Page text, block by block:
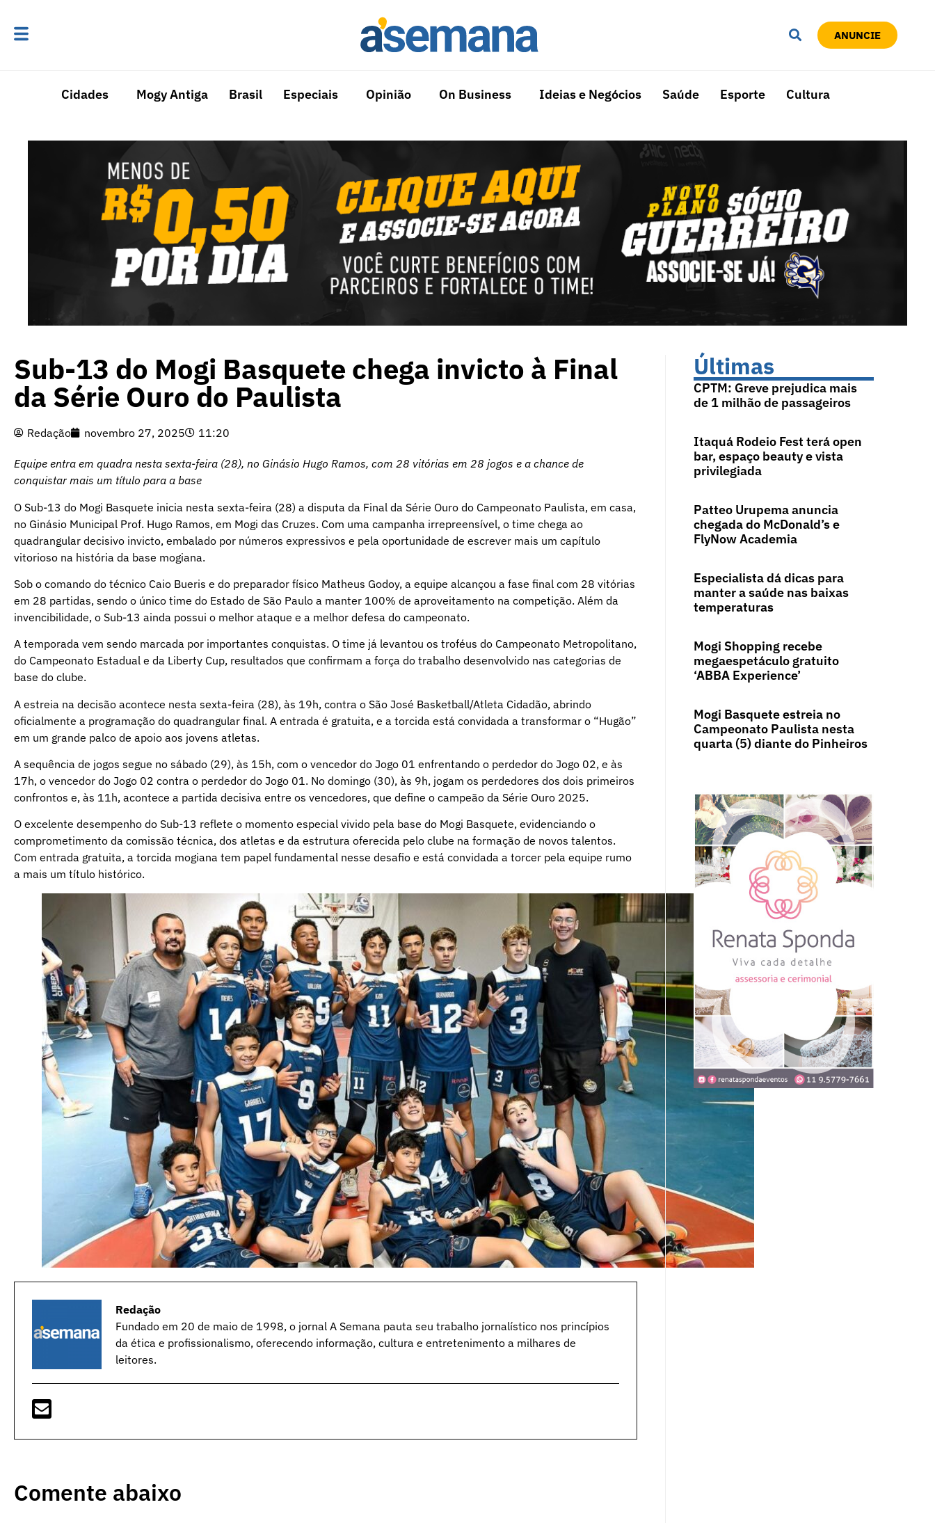
ANUNCIE
Cidades Mogy Antiga Brasil Especiais Opinião On Business Ideias e Negócios Saúde Esporte Cultura
Sub-13 do Mogi Basquete chega invicto à Final
da Série Ouro do Paulista
Redação novembro 27, 2025 11:20
Equipe entra em quadra nesta sexta-feira (28), no Ginásio Hugo Ramos, com 28 vitórias em 28 jogos e a chance de
conquistar mais um título para a base
O Sub-13 do Mogi Basquete inicia nesta sexta-feira (28) a disputa da Final da Série Ouro do Campeonato Paulista, em casa,
no Ginásio Municipal Prof. Hugo Ramos, em Mogi das Cruzes. Com uma campanha irrepreensível, o time chega ao
quadrangular decisivo invicto, embalado por números expressivos e pela oportunidade de escrever mais um capítulo
vitorioso na história da base mogiana.
Sob o comando do técnico Caio Bueris e do preparador físico Matheus Godoy, a equipe alcançou a fase final com 28 vitórias
em 28 partidas, sendo o único time do Estado de São Paulo a manter 100% de aproveitamento na competição. Além da
invencibilidade, o Sub-13 ainda possui o melhor ataque e a melhor defesa do campeonato.
A temporada vem sendo marcada por importantes conquistas. O time já levantou os troféus do Campeonato Metropolitano,
do Campeonato Estadual e da Liberty Cup, resultados que confirmam a força do trabalho desenvolvido nas categorias de
base do clube.
A estreia na decisão acontece nesta sexta-feira (28), às 19h, contra o São José Basketball/Atleta Cidadão, abrindo
oficialmente a programação do quadrangular final. A entrada é gratuita, e a torcida está convidada a transformar o “Hugão”
em um grande palco de apoio aos jovens atletas.
A sequência de jogos segue no sábado (29), às 15h, com o vencedor do Jogo 01 enfrentando o perdedor do Jogo 02, e às
17h, o vencedor do Jogo 02 contra o perdedor do Jogo 01. No domingo (30), às 9h, jogam os perdedores dos dois primeiros
confrontos e, às 11h, acontece a partida decisiva entre os vencedores, que define o campeão da Série Ouro 2025.
O excelente desempenho do Sub-13 reflete o momento especial vivido pela base do Mogi Basquete, evidenciando o
comprometimento da comissão técnica, dos atletas e da estrutura oferecida pelo clube na formação de novos talentos.
Com entrada gratuita, a torcida mogiana tem papel fundamental nesse desafio e está convidada a torcer pela equipe rumo
a mais um título histórico.
Redação
Fundado em 20 de maio de 1998, o jornal A Semana pauta seu trabalho jornalístico nos princípios
da ética e profissionalismo, oferecendo informação, cultura e entretenimento a milhares de
leitores.
Comente abaixo
Últimas
CPTM: Greve prejudica mais
de 1 milhão de passageiros
Itaquá Rodeio Fest terá open
bar, espaço beauty e vista
privilegiada
Patteo Urupema anuncia
chegada do McDonald’s e
FlyNow Academia
Especialista dá dicas para
manter a saúde nas baixas
temperaturas
Mogi Shopping recebe
megaespetáculo gratuito
‘ABBA Experience’
Mogi Basquete estreia no
Campeonato Paulista nesta
quarta (5) diante do Pinheiros